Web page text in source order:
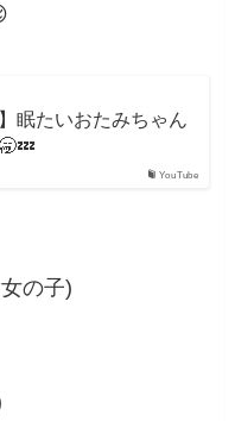
YouTube
眠たいおたみちゃん
の子)